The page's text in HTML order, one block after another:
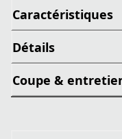
Caractéristiques
Détails
Coupe &